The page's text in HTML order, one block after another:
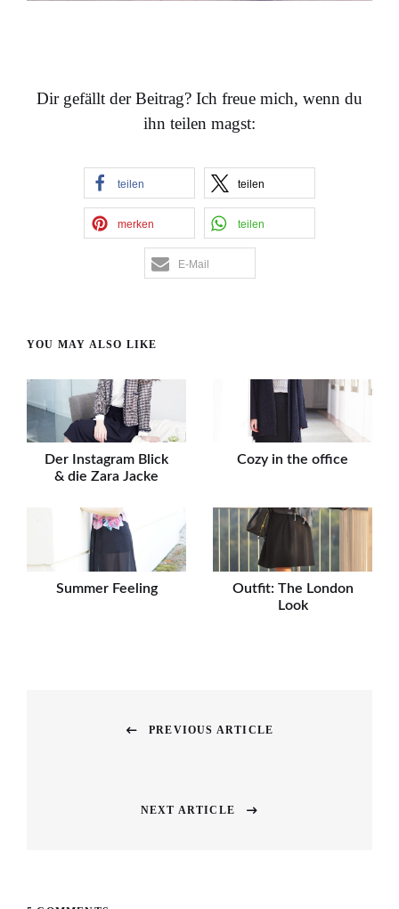
Dir gefällt der Beitrag? Ich freue mich, wenn du
ihn teilen magst:
teilen teilen
merken teilen
E-Mail
YOU MAY ALSO LIKE
Der Instagram Blick
& die Zara Jacke
Cozy in the office
Summer Feeling
Outfit: The London
Look
PREVIOUS ARTICLE
NEXT ARTICLE